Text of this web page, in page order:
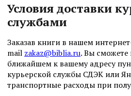
Условия доставки
службами
Заказав книги в нашем
mail zakaz@biblia.ru. Вы сможете
ближайшем к вашему адресу
курьерской службы СДЭК или
транспортные расходы при